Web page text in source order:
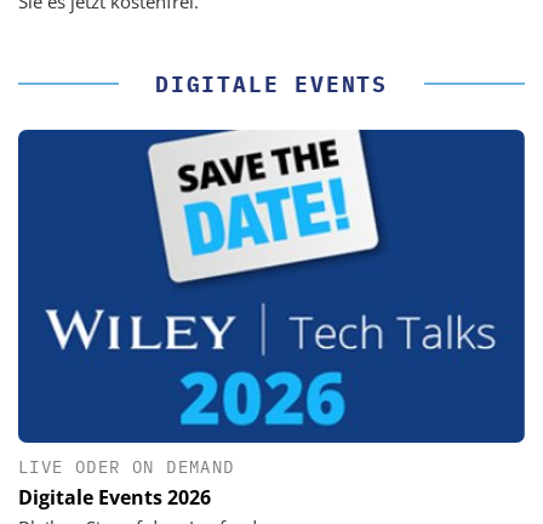
DIGITALE EVENTS
LIVE ODER ON DEMAND
Digitale Events 2026